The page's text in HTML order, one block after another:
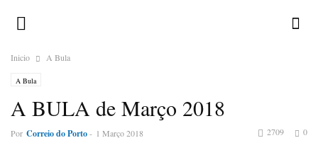
Inicio A Bula
A Bula
A BULA de Março 2018
Por Correio do Porto- 1 Março 2018 0
2709